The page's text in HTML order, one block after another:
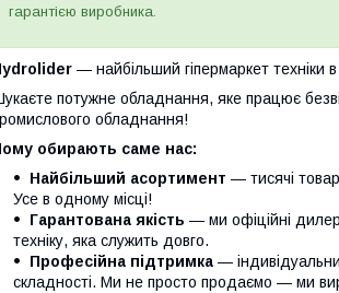
гарантією виробника.
— найбільший гіпермаркет техніки в
потужне обладнання, яке працює
обладнання!
обирають саме нас:
Найбільший асортимент — тисячі
Усе в одному місці!
Гарантована якість — ми офіційні
техніку, яка служить довго.
Професійна підтримка —
складності. Ми не просто продаємо — ми